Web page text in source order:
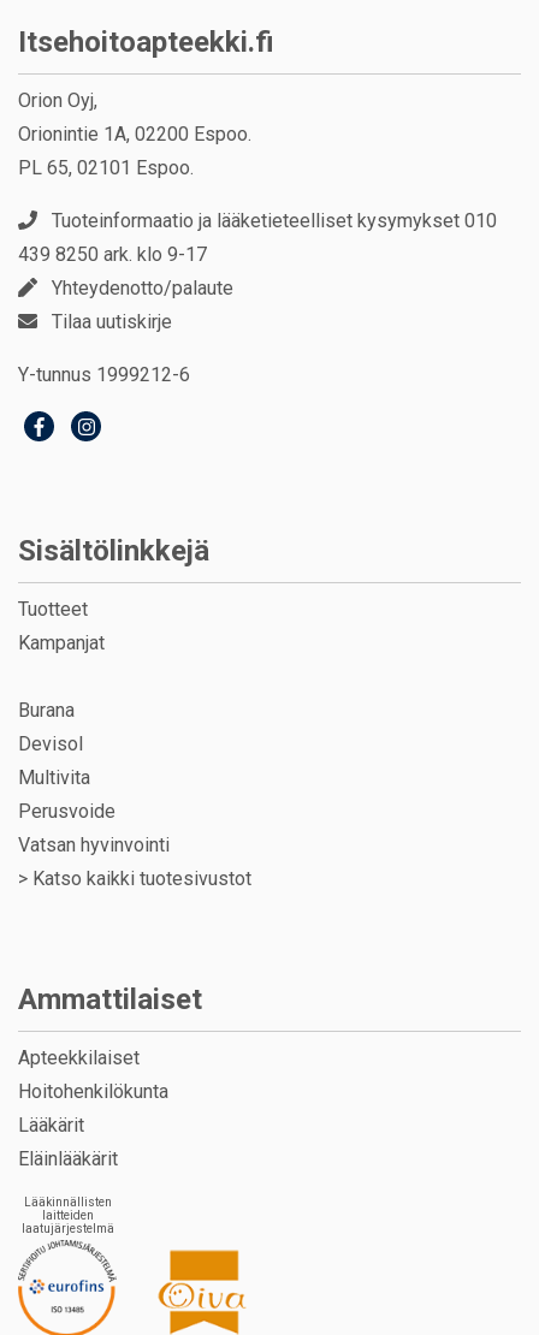
Itsehoitoapteekki.fi
Orion Oyj,
Orionintie 1A, 02200 Espoo.
PL 65, 02101 Espoo.
Tuoteinformaatio ja lääketieteelliset kysymykset 010
439 8250 ark. klo 9-17
Yhteydenotto/palaute
Tilaa uutiskirje
Y-tunnus 1999212-6
Sisältölinkkejä
Tuotteet
Kampanjat
Burana
Devisol
Multivita
Perusvoide
Vatsan hyvinvointi
> Katso kaikki tuotesivustot
Ammattilaiset
Apteekkilaiset
Hoitohenkilökunta
Lääkärit
Eläinlääkärit
Lääkinnällisten
laitteiden
laatujärjestelmä